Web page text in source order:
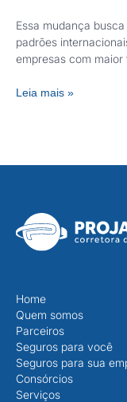
Essa mudança
padrões
empresas com
Leia mais »
Home
Quem somos
Parceiros
Seguros para você
Seguros para sua
Consórcios
Serviços